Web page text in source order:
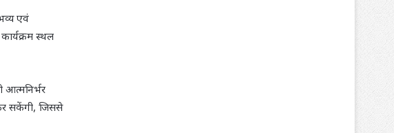
एवं
स्थल
सकेंगी, जिससे